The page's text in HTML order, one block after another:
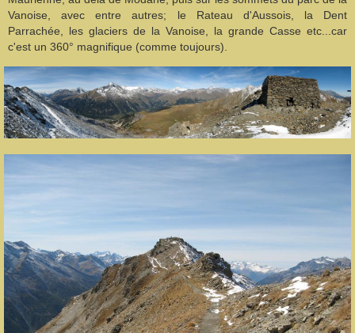
Vanoise, avec entre autres; le Rateau d'Aussois, la Dent
Parrachée, les glaciers de la Vanoise, la grande Casse etc...car
c'est un 360° magnifique (comme toujours).